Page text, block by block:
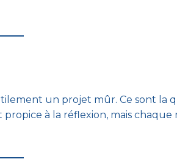
un projet mûr. Ce sont la
à la réflexion, mais